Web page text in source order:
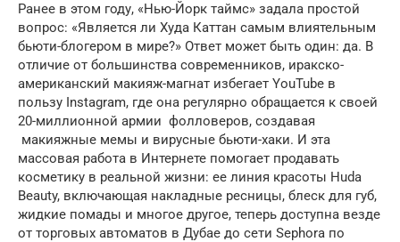
Ранее в этом году, «Нью-Йорк таймс» задала простой
вопрос: «Является ли Худа Каттан самым влиятельным
бьюти-блогером в мире?» Ответ может быть один: да. В
отличие от большинства современников, иракско-
американский макияж-магнат избегает YouTube в
пользу Instagram, где она регулярно обращается к своей
20-миллионной армии фолловеров, создавая
макияжные мемы и вирусные бьюти-хаки. И эта
массовая работа в Интернете помогает продавать
косметику в реальной жизни: ее линия красоты Huda
Beauty, включающая накладные ресницы, блеск для губ,
жидкие помады и многое другое, теперь доступна везде
от торговых автоматов в Дубае до сети Sephora по